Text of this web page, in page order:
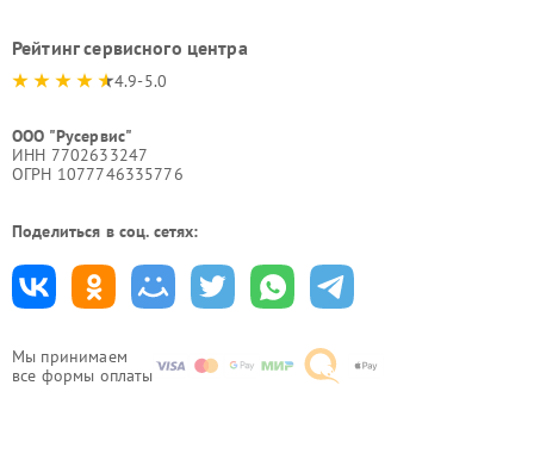
Мы принимаем
все формы оплаты
Рейтинг сервисного центра
4.9-5.0
ООО "Русервис"
ИНН 7702633247
ОГРН 1077746335776
Поделиться в соц. сетях: